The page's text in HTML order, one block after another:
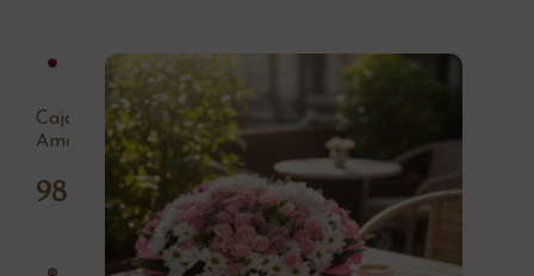
Caja
Amor
98,00 €